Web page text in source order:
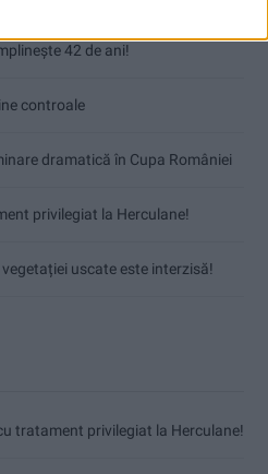
42 de ani!
controale
dramatică în Cupa României
privilegiat la Herculane!
uscate este interzisă!
tratament privilegiat la Herculane!